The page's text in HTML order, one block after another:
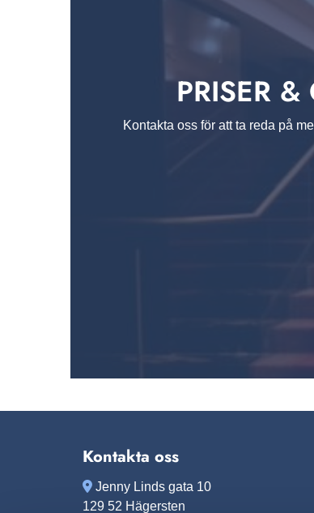
PRISER
Kontakta oss för att ta reda på
Kontakta oss
 Jenny Linds gata 10
129 52 Hägersten